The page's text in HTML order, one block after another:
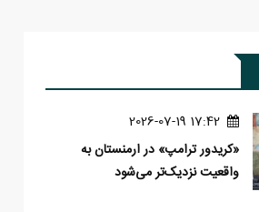
17:42 2026-07-19
«کریدور ترامپ» در ارمنستان به
واقعیت نزدیک‌تر می‌شود